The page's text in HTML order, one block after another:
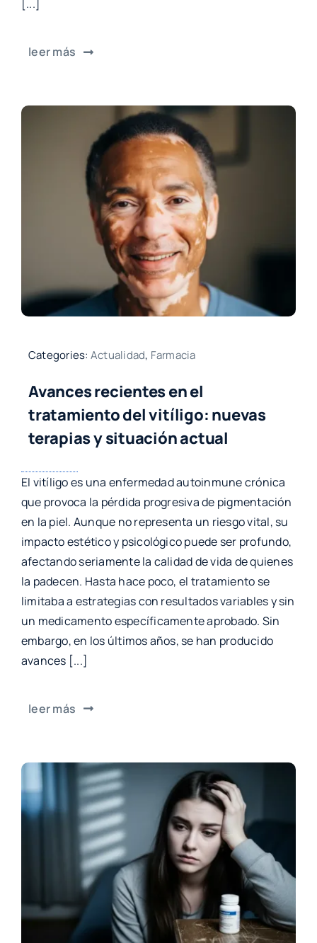
[...]
leer más
Categories: Actualidad, Farmacia
Avances recientes en el
tratamiento del vitíligo: nuevas
terapias y situación actual
El vitíligo es una enfermedad autoinmune crónica
que provoca la pérdida progresiva de pigmentación
en la piel. Aunque no representa un riesgo vital, su
impacto estético y psicológico puede ser profundo,
afectando seriamente la calidad de vida de quienes
la padecen. Hasta hace poco, el tratamiento se
limitaba a estrategias con resultados variables y sin
un medicamento específicamente aprobado. Sin
embargo, en los últimos años, se han producido
avances [...]
leer más